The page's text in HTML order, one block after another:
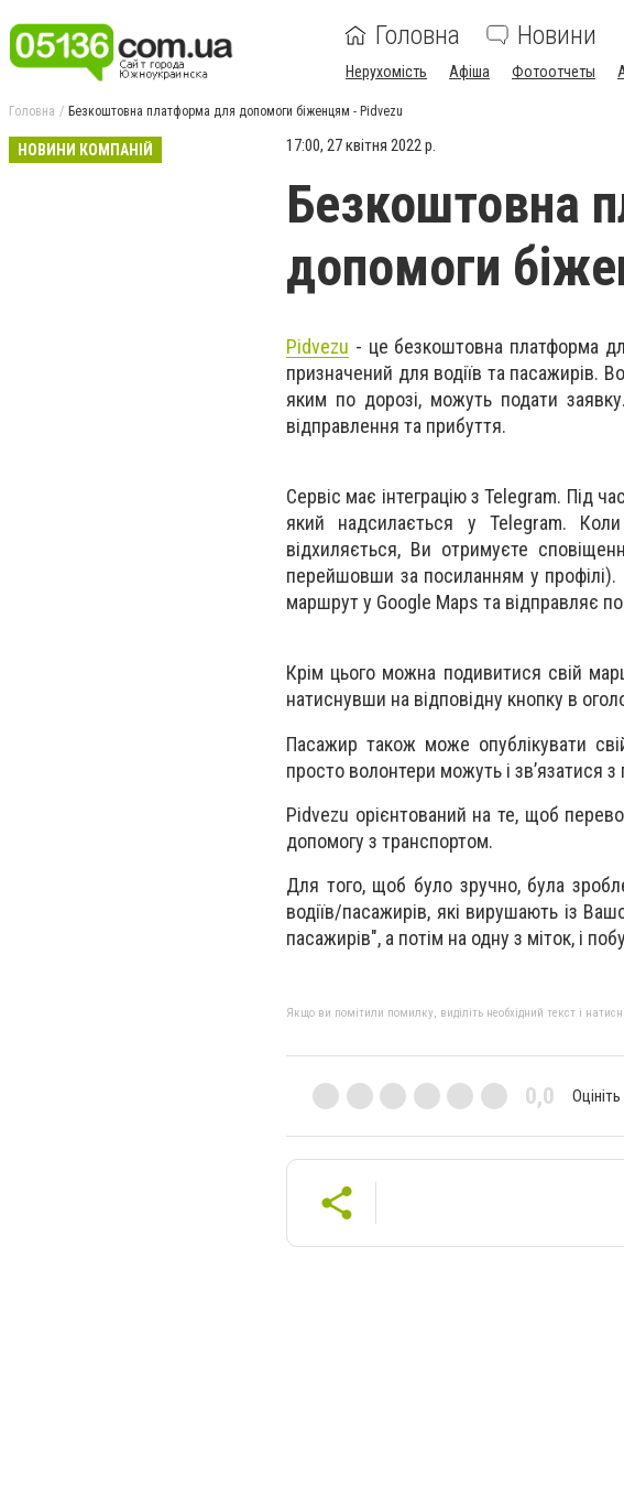
Головна Новини
Нерухомість Афіша Фотоотчеты
Головна Безкоштовна платформа для допомоги біженцям - Pidvezu
НОВИНИ КОМПАНІЙ 17:00, 27 квітня 2022 р.
Безкоштовна
допомоги
Pidvezu - це безкоштовна платформа
призначений для водіїв та пасажирів.
яким по дорозі, можуть подати
відправлення та прибуття.
Сервіс має інтеграцію з Telegram. Під
який надсилається у Telegram.
відхиляється, Ви отримуєте
перейшовши за посиланням у
маршрут у Google Maps та відправляє
Крім цього можна подивитися свій
натиснувши на відповідну кнопку в
Пасажир також може опублікувати
просто волонтери можуть і зв’язатися
Pidvezu орієнтований на те, щоб
допомогу з транспортом.
Для того, щоб було зручно, була
водіїв/пасажирів, які вирушають із
пасажирів", а потім на одну з міток, і
Якщо ви помітили помилку, виділіть необхідний текст і
0,0